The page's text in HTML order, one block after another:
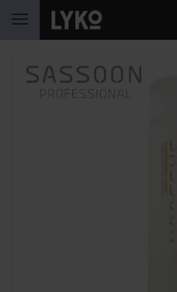
SIIRTYÄ JHK SISÄLTÖÖN